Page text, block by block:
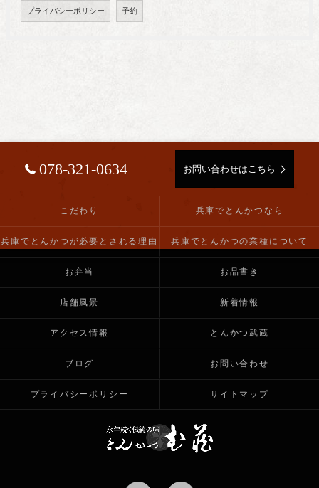
プライバシーポリシー 予約
078-321-0634 お問い合わせはこちら
こだわり 兵庫でとんかつなら
兵庫でとんかつが必要とされる理由 兵庫でとんかつの業種について
お弁当 お品書き
店舗風景 新着情報
アクセス情報 とんかつ武蔵
ブログ お問い合わせ
プライバシーポリシー サイトマップ